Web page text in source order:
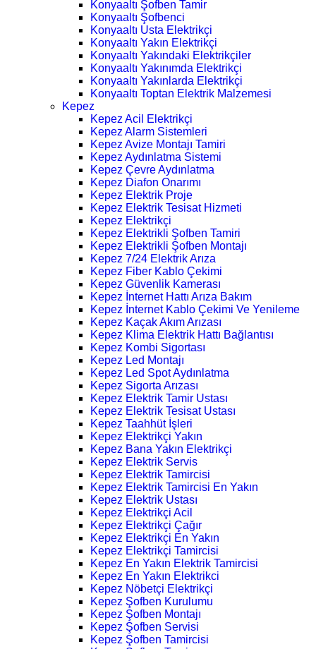
Konyaaltı Şofben Tamir
Konyaaltı Şofbenci
Konyaaltı Usta Elektrikçi
Konyaaltı Yakın Elektrikçi
Konyaaltı Yakındaki Elektrikçiler
Konyaaltı Yakınımda Elektrikçi
Konyaaltı Yakınlarda Elektrikçi
Konyaaltı Toptan Elektrik Malzemesi
Kepez
Kepez Acil Elektrikçi
Kepez Alarm Sistemleri
Kepez Avize Montajı Tamiri
Kepez Aydınlatma Sistemi
Kepez Çevre Aydınlatma
Kepez Diafon Onarımı
Kepez Elektrik Proje
Kepez Elektrik Tesisat Hizmeti
Kepez Elektrikçi
Kepez Elektrikli Şofben Tamiri
Kepez Elektrikli Şofben Montajı
Kepez 7/24 Elektrik Arıza
Kepez Fiber Kablo Çekimi
Kepez Güvenlik Kamerası
Kepez İnternet Hattı Arıza Bakım
Kepez İnternet Kablo Çekimi Ve Yenileme
Kepez Kaçak Akım Arızası
Kepez Klima Elektrik Hattı Bağlantısı
Kepez Kombi Sigortası
Kepez Led Montajı
Kepez Led Spot Aydınlatma
Kepez Sigorta Arızası
Kepez Elektrik Tamir Ustası
Kepez Elektrik Tesisat Ustası
Kepez Taahhüt İşleri
Kepez Elektrikçi Yakın
Kepez Bana Yakın Elektrikçi
Kepez Elektrik Servis
Kepez Elektrik Tamircisi
Kepez Elektrik Tamircisi En Yakın
Kepez Elektrik Ustası
Kepez Elektrikçi Acil
Kepez Elektrikçi Çağır
Kepez Elektrikçi En Yakın
Kepez Elektrikçi Tamircisi
Kepez En Yakın Elektrik Tamircisi
Kepez En Yakın Elektrikci
Kepez Nöbetçi Elektrikçi
Kepez Şofben Kurulumu
Kepez Şofben Montajı
Kepez Şofben Servisi
Kepez Şofben Tamircisi